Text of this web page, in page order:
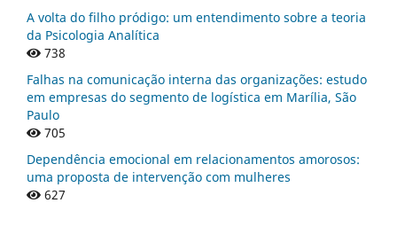
A volta do filho pródigo: um entendimento sobre a teoria
da Psicologia Analítica
738
Falhas na comunicação interna das organizações: estudo
em empresas do segmento de logística em Marília, São
Paulo
705
Dependência emocional em relacionamentos amorosos:
uma proposta de intervenção com mulheres
627